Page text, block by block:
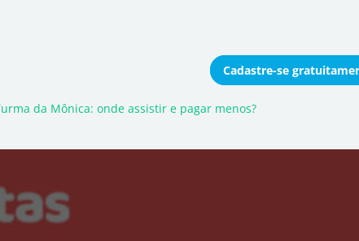
Cadastre-se
da Mônica: onde assistir e pagar menos?